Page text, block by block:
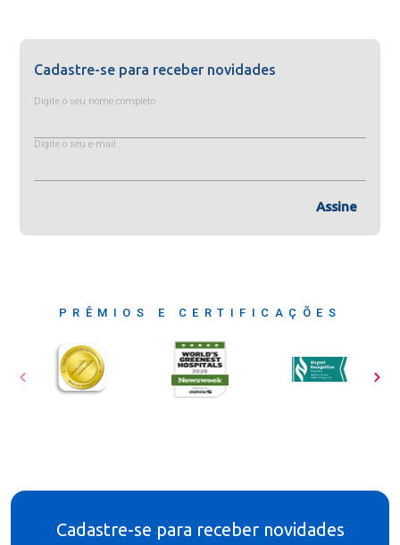
Cadastre-se para receber novidades
Digite o seu nome completo
Digite o seu e-mail
Assine
PRÊMIOS E CERTIFICAÇÕES
Cadastre-se para receber novidades